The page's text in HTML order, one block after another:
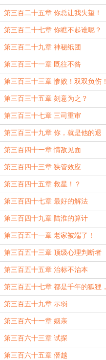
第三百二十五章 你总让我失望！
第三百二十七章 你瞧不起谁呢？
第三百二十九章 神秘纸团
第三百三十一章 既往不咎
第三百三十三章 惨败！双双负伤！
第三百三十五章 刻意为之？
第三百三十七章 三司重审
第三百三十九章 你，就是他的退
路！
第三百四十一章 情敌见面
第三百四十三章 狭管效应
第三百四十五章 救星！？
第三百四十七章 最好的解法
第三百四十九章 陆淮的算计
第三百五十一章 老家被端了！
第三百五十三章 顶级心理判断者
第三百五十五章 治标不治本
第三百五十七章 都是千年的狐狸，
玩什么聊斋？
第三百五十九章 示弱
第三百六十一章 姻亲
第三百六十三章 试探
第三百六十五章 僭越